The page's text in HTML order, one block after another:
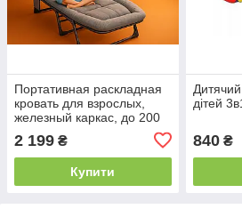
Портативная раскладная
кровать для взрослых,
железный каркас, до 200
2 199 ₴
Купити
дітей
840₴